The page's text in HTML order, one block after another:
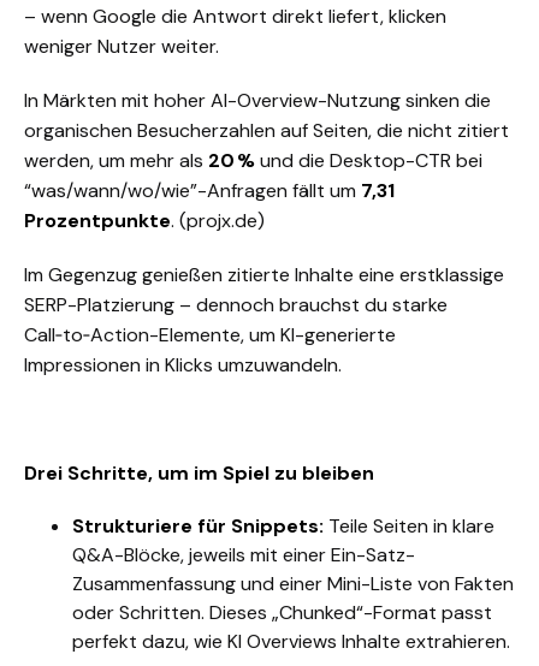
– wenn Google die Antwort direkt liefert, klicken
weniger Nutzer weiter.
In Märkten mit hoher AI-Overview-Nutzung sinken die
organischen Besucherzahlen auf Seiten, die nicht zitiert
werden, um mehr als 20 %und die Desktop-CTR bei
“was/wann/wo/wie”-Anfragen fällt um 7,31
Prozentpunkte. (projx.de)
Im Gegenzug genießen zitierte Inhalte eine erstklassige
SERP-Platzierung – dennoch brauchst du starke
Call‑to‑Action-Elemente, um KI-generierte
Impressionen in Klicks umzuwandeln.
Drei Schritte, um im Spiel zu bleiben
Strukturiere für Snippets: Teile Seiten in klare
Q&A-Blöcke, jeweils mit einer Ein-Satz-
Zusammenfassung und einer Mini-Liste von Fakten
oder Schritten. Dieses „Chunked“-Format passt
perfekt dazu, wie KI Overviews Inhalte extrahieren.